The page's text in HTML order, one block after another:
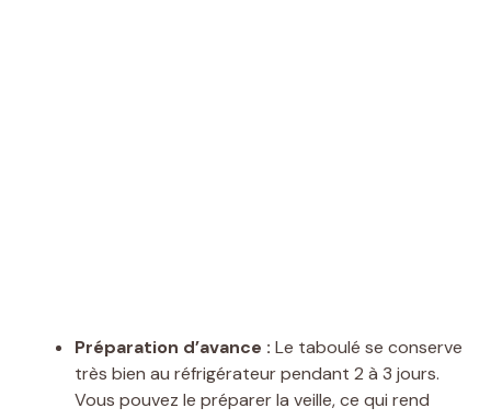
Préparation d’avance : Le taboulé se conserve
très bien au réfrigérateur pendant 2 à 3 jours.
Vous pouvez le préparer la veille, ce qui rend